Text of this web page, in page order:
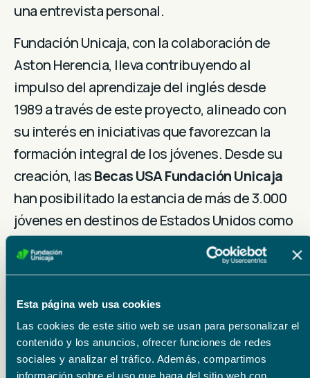
Esta página web usa cookies
Las cookies de este sitio web se usan para personalizar el
contenido y los anuncios, ofrecer funciones de redes
sociales y analizar el tráfico. Además, compartimos
información sobre el uso que haga del sitio web con
una entrevista personal.
Fundación Unicaja, con la colaboración de
Aston Herencia, lleva contribuyendo al
impulso del aprendizaje del inglés desde
1989 a través de este proyecto, alineado con
su interés en iniciativas que favorezcan la
formación integral de los jóvenes. Desde su
creación, lasBecas USA Fundación Unicaja
han posibilitado la estancia de más de 3.000
jóvenes en destinos de Estados Unidos como
Boston, Chicago, Indiana, Washington, Nueva
York, Maryland, Baltimore e Indianápolis, entre
Acto de entrega,Aston Herencia,
Becas USA 2026,Estados Unido,